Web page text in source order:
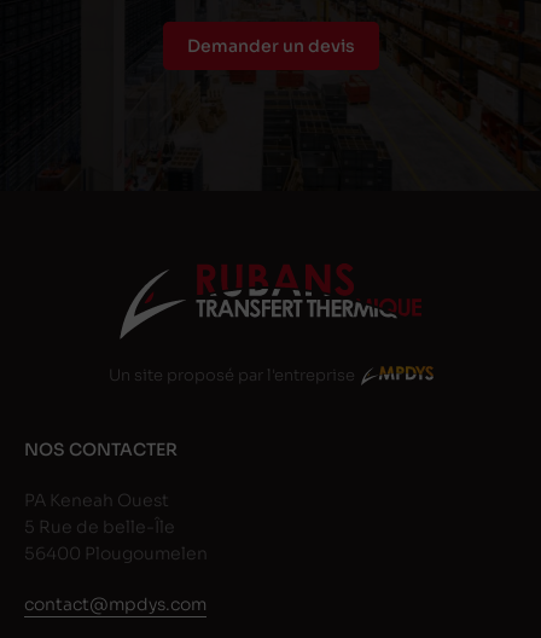
Demander un devis
Un site proposé par l'entreprise
NOS CONTACTER
PA Keneah Ouest
5 Rue de belle-Île
56400 Plougoumelen
contact@mpdys.com